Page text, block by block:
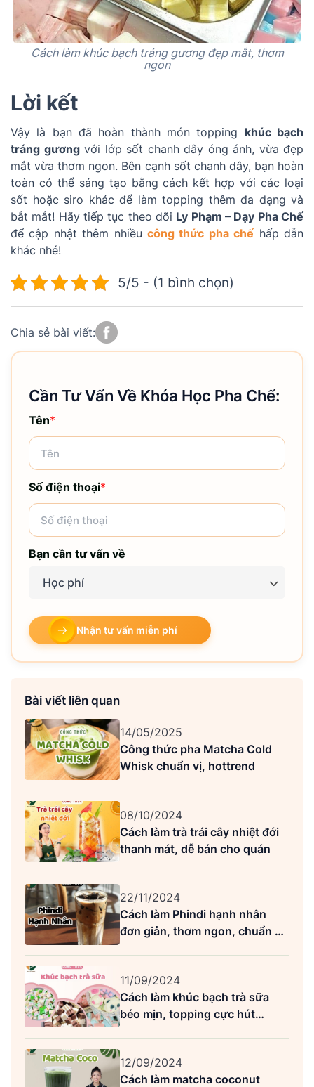
Cách làm khúc bạch tráng gương đẹp mắt, thơm
ngon
Lời kết
Vậy là bạn đã hoàn thành món topping khúc bạch
tráng gươngvới lớp sốt chanh dây óng ánh, vừa đẹp
mắt vừa thơm ngon. Bên cạnh sốt chanh dây, bạn hoàn
toàn có thể sáng tạo bằng cách kết hợp với các loại
sốt hoặc siro khác để làm topping thêm đa dạng và
bắt mắt! Hãy tiếp tục theo dõi Ly Phạm – Dạy Pha Chế
để cập nhật thêm nhiều công thức pha chế hấp dẫn
khác nhé!
5/5 - (1 bình chọn)
Chia sẻ bài viết:
Cần Tư Vấn Về Khóa Học Pha Chế:
Tên*
Số điện thoại*
Bạn cần tư vấn về
Học phí
Nhận tư vấn miễn phí
Bài viết liên quan
14/05/2025
Công thức pha Matcha Cold
Whisk chuẩn vị, hottrend
08/10/2024
Cách làm trà trái cây nhiệt đới
thanh mát, dễ bán cho quán
22/11/2024
Cách làm Phindi hạnh nhân
đơn giản, thơm ngon, chuẩn vị
11/09/2024
Cách làm khúc bạch trà sữa
béo mịn, topping cực hút
12/09/2024
Cách làm matcha coconut